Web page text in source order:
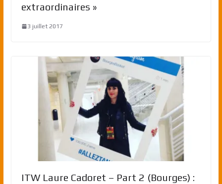
extraordinaires »
3 juillet 2017
ITW Laure Cadoret – Part 2 (Bourges) :